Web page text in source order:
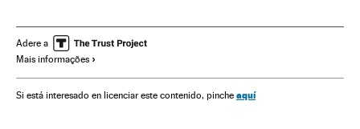
Inundações Vazamentos
Acidentes trabalhistas
Mineração Problemas ambientais Matérias-primas
Adere a
Mais informações
Si está interesado en licenciar este contenido, pinche aquí